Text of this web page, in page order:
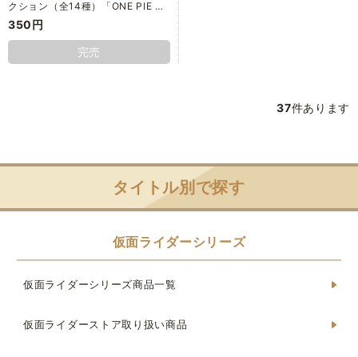
クション（全14種）「ONE PIE …
350円
完売
37件あります
タイトル別で探す
仮面ライダーシリーズ
仮面ライダーシリーズ商品一覧
仮面ライダーストア取り扱い商品